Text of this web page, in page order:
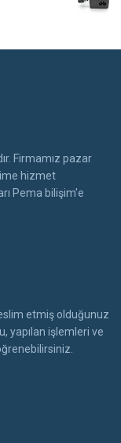
Firmamız pazar
hizmet
Pema bilişim'e
etmiş olduğunuz
yapılan işlemleri ve